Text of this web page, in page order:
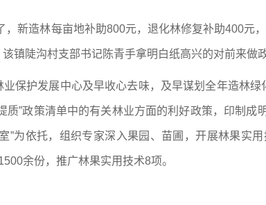
，新造林每亩地补助800元，退化林修复补助400
镇陡沟村支部书记陈青手拿明白纸高兴的对前来做
保护发展中心及早收心去味，及早谋划全年造林
质”政策清单中的有关林业方面的利好政策，印制
”为依托，组织专家深入果园、苗圃，开展林果实
余份，推广林果实用技术8项。